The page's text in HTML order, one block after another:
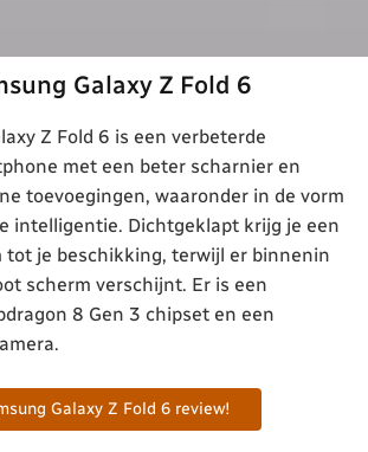
Galaxy Z Fold 6
Z Fold 6 is een verbeterde
met een beter scharnier en
toevoegingen, waaronder in de vorm
intelligentie. Dichtgeklapt krijg je een
tot je beschikking, terwijl er binnenin
scherm verschijnt. Er is een
8 Gen 3 chipset en een
Galaxy Z Fold 6 review!